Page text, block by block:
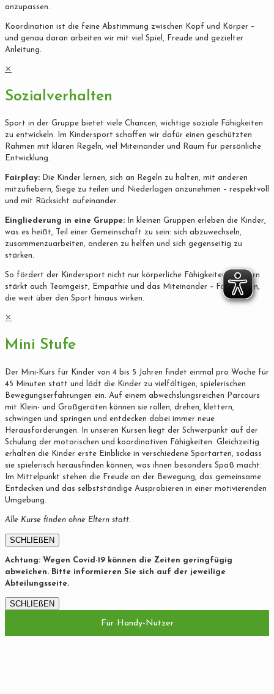
anzupassen.
Koordination ist die feine Abstimmung zwischen Kopf und Körper –
und genau daran arbeiten wir mit viel Spiel, Freude und gezielter
Anleitung.
✕
Sozialverhalten
Sport in der Gruppe bietet viele Chancen, wichtige soziale Fähigkeiten
zu entwickeln. Im Kindersport schaffen wir dafür einen geschützten
Rahmen mit klaren Regeln, viel Miteinander und Raum für persönliche
Entwicklung.
Fairplay: Die Kinder lernen, sich an Regeln zu halten, mit anderen
mitzufiebern, Siege zu teilen und Niederlagen anzunehmen – respektvoll
und mit Rücksicht aufeinander.
Eingliederung in eine Gruppe: In kleinen Gruppen erleben die Kinder,
was es heißt, Teil einer Gemeinschaft zu sein: sich abzuwechseln,
zusammenzuarbeiten, anderen zu helfen und sich gegenseitig zu
stärken.
So fördert der Kindersport nicht nur körperliche Fähigkeiten, sondern
stärkt auch Teamgeist, Empathie und das Miteinander – Fähigkeiten,
die weit über den Sport hinaus wirken.
✕
Mini Stufe
Der Mini-Kurs für Kinder von 4 bis 5 Jahren findet einmal pro Woche für
45 Minuten statt und lädt die Kinder zu vielfältigen, spielerischen
Bewegungserfahrungen ein. Auf einem abwechslungsreichen Parcours
mit Klein- und Großgeräten können sie rollen, drehen, klettern,
schwingen und springen und entdecken dabei immer neue
Herausforderungen. In unseren Kursen liegt der Schwerpunkt auf der
Schulung der motorischen und koordinativen Fähigkeiten. Gleichzeitig
erhalten die Kinder erste Einblicke in verschiedene Sportarten, sodass
sie spielerisch herausfinden können, was ihnen besonders Spaß macht.
Im Mittelpunkt stehen die Freude an der Bewegung, das gemeinsame
Entdecken und das selbstständige Ausprobieren in einer motivierenden
Umgebung.
Alle Kurse finden ohne Eltern statt.
SCHLIEßEN
Achtung: Wegen Covid-19 können die Zeiten geringfügig
abweichen. Bitte informieren Sie sich auf der jeweilige
Abteilungsseite.
SCHLIEßEN
Für Handy-Nutzer